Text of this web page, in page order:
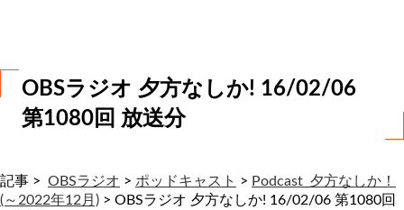
OBSラジオ 夕方なしか! 16/02/06
第1080回 放送分
記事 > OBSラジオ > ポッドキャスト > Podcast_夕方なしか！
(～2022年12月) > OBSラジオ 夕方なしか! 16/02/06 第1080回